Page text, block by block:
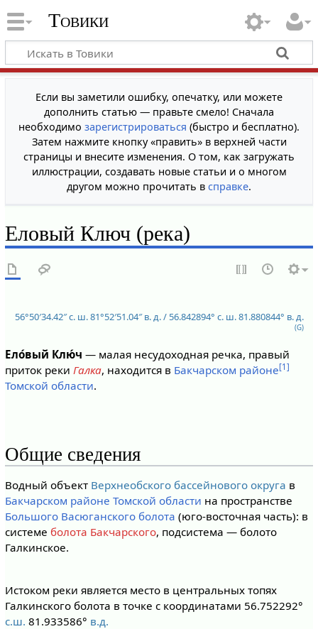
Товики
Если вы заметили ошибку, опечатку, или можете
дополнить статью — правьте смело! Сначала
необходимо зарегистрироваться (быстро и бесплатно).
Затем нажмите кнопку «править» в верхней части
страницы и внесите изменения. О том, как загружать
иллюстрации, создавать новые статьи и о многом
другом можно прочитать в справке.
Еловый Ключ (река)
56°50′34.42″ с. ш.81°52′51.04″ в. д./ 56.842894° с. ш.81.880844° в. д.
(G)
Ело́вый Клю́ч — малая несудоходная речка, правый
приток реки Галка, находится в Бакчарском районе[1]
Томской области.
Общие сведения
Водный объект Верхнеобского бассейнового округа в
Бакчарском районе Томской области на пространстве
Большого Васюганского болота (юго-восточная часть): в
системе болота Бакчарского, подсистема — болото
Галкинское.
Истоком реки является место в центральных топях
Галкинского болота в точке с координатами 56.752292°
с.ш. 81.933586° в.д.